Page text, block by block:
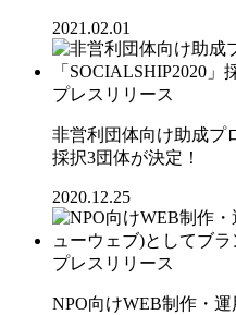
2021.02.01
プレスリリース
非営利団体向け助成プ
採択3団体が決定！
2020.12.25
プレスリリース
NPO向けWEB制作・運